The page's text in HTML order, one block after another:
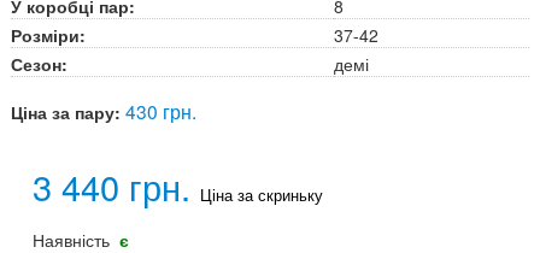
У коробці пар:
8
Розміри:
37-42
Сезон:
демі
Ціна за пару: 430 грн.
3 440 грн. Ціна за скриньку
Наявність є